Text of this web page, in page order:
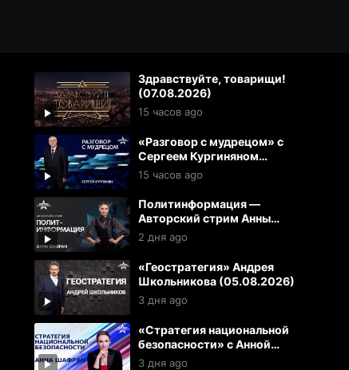
Здравствуйте, товарищи!
(07.08.2026)
15 часов ago
«Разговор с мудрецом» с
Сергеем Кургиняном
(07.08.2026)
15 часов ago
Политинформация —
Авторский стрим Анны
Шафран (06.08.2025)
2 дня ago
«Геостратегия» Андрея
Школьникова (05.08.2026)
3 дня ago
«Стратегия национальной
безопасности» с Анной
Шафран (05.08.2026)
3 дня ago